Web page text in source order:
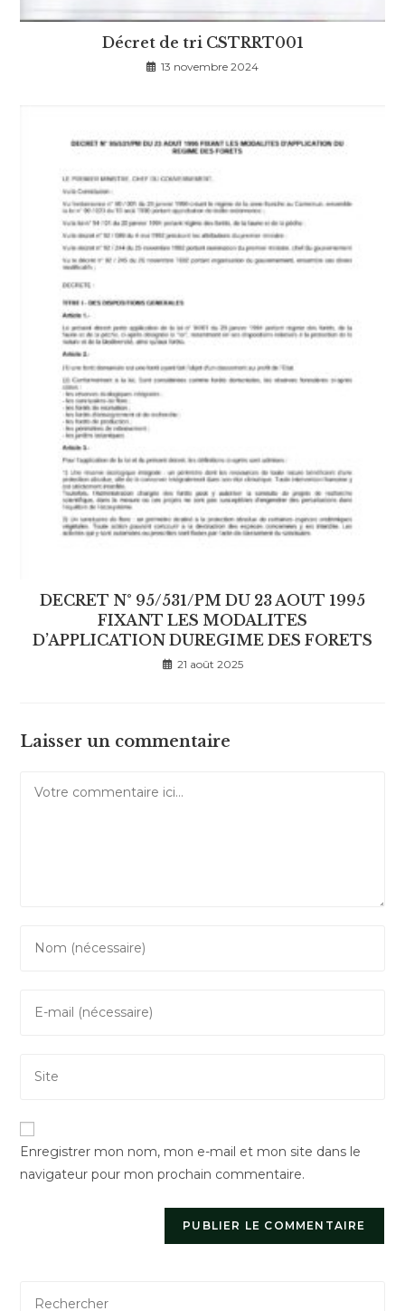
Décret de tri CSTRRT001
13 novembre 2024
DECRET N° 95/531/PM DU 23 AOUT 1995
FIXANT LES MODALITES
D’APPLICATION DUREGIME DES FORETS
21 août 2025
Laisser un commentaire
your
comment
your
address
l’URL
votre
site
(facultatif)
Enregistrer mon nom, mon e-mail et mon site dans le
navigateur pour mon prochain commentaire.